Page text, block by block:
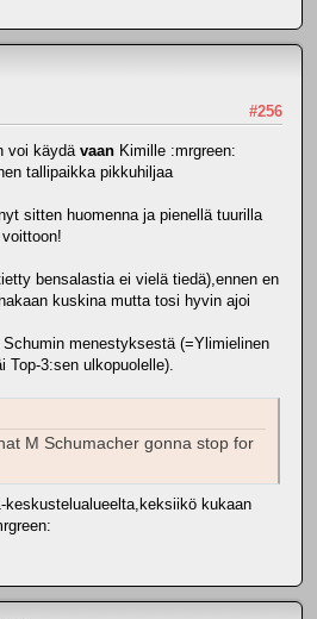
#256
voi käydä vaan Kimille :mrgreen:
tallipaikka pikkuhiljaa
sitten huomenna ja pienellä tuurilla
bensalastia ei vielä tiedä),ennen en
kuskina mutta tosi hyvin ajoi
menestyksestä (=Ylimielinen
Top-3:sen ulkopuolelle).
M Schumacher gonna stop for
keskustelualueelta,keksiikö kukaan